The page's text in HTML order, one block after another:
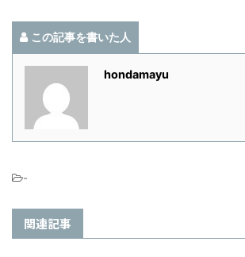
この記事を書いた人
hondamayu
-
関連記事